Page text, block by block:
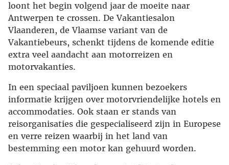
loont het begin volgend jaar de moeite naar
Antwerpen te crossen. De Vakantiesalon
Vlaanderen, de Vlaamse variant van de
Vakantiebeurs, schenkt tijdens de komende editie
extra veel aandacht aan motorreizen en
motorvakanties.
In een speciaal paviljoen kunnen bezoekers
informatie krijgen over motorvriendelijke hotels en
accommodaties. Ook staan er stands van
reisorganisaties die gespecialiseerd zijn in Europese
en verre reizen waarbij in het land van
bestemming een motor kan gehuurd worden.